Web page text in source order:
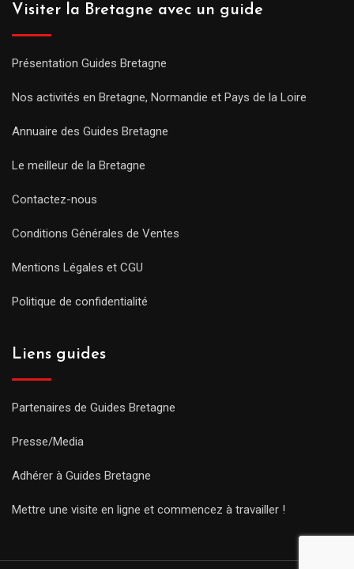
Visiter la Bretagne avec un guide
Présentation Guides Bretagne
Nos activités en Bretagne, Normandie et Pays de la Loire
Annuaire des Guides Bretagne
Le meilleur de la Bretagne
Contactez-nous
Conditions Générales de Ventes
Mentions Légales et CGU
Politique de confidentialité
Liens guides
Partenaires de Guides Bretagne
Presse/Media
Adhérer à Guides Bretagne
Mettre une visite en ligne et commencez à travailler !